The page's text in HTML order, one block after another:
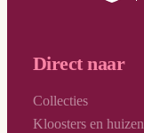
Direct naar
Collecties
Kloosters en huizen